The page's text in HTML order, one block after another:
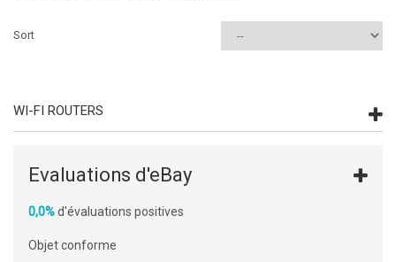
Sort
WI-FI ROUTERS
Evaluations d'eBay
0,0%d'évaluations positives
Objet conforme